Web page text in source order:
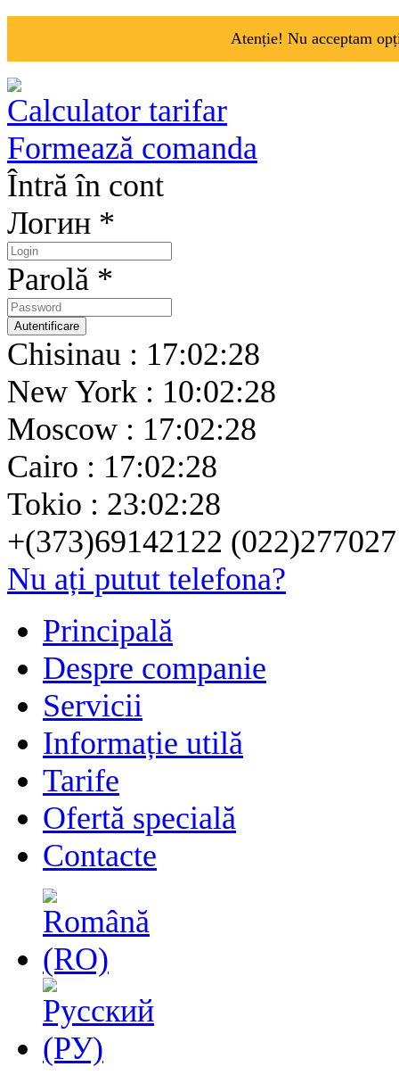
Atenție! Nu acceptam
Calculator tarifar
Formează comanda
Întră în cont
Логин *
Parolă *
Chisinau : 17:02:28
New York : 10:02:28
Moscow : 17:02:28
Cairo : 17:02:28
Tokio : 23:02:28
+(373)69142122 (022)277027
Nu ați putut telefona?
Principală
Despre companie
Servicii
Informație utilă
Tarife
Ofertă specială
Contacte